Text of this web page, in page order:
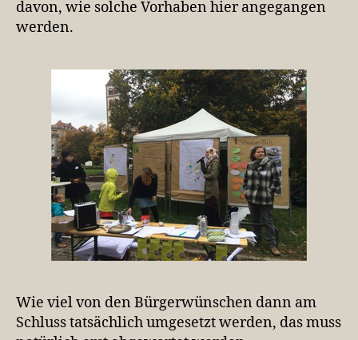
davon, wie solche Vorhaben hier angegangen
werden.
Wie viel von den Bürgerwünschen dann am
Schluss tatsächlich umgesetzt werden, das muss